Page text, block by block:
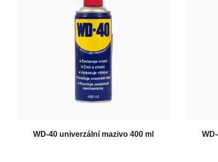
WD-40 univerzální mazivo 400 ml